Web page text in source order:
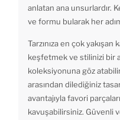
anlatan ana unsurlardır.
ve formu bularak her
Tarzınıza en çok
keşfetmek ve stilinizi bir
koleksiyonuna göz
arasından dilediğiniz
avantajıyla favori
kavuşabilirsiniz. Güvenli